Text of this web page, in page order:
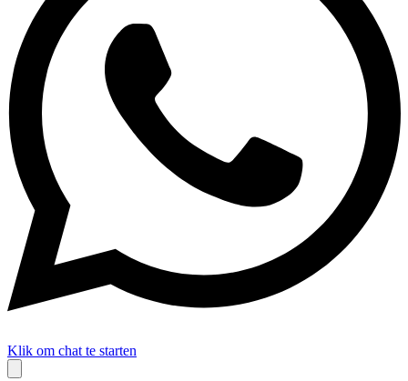
Klik om chat te starten